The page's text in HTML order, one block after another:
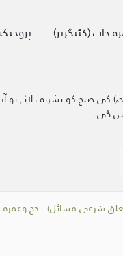
جات (کٹیگریز)
کی صبح کو تشریف لائے تو
گی۔
شرعی مسائل) . حج وعمرہ